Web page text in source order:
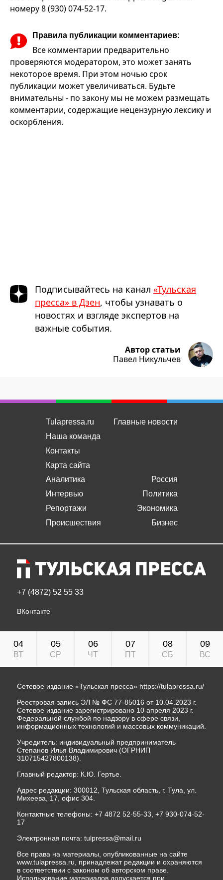
номеру 8 (930) 074-52-17.
Правила публикации комментариев:
Все комментарии предварительно
проверяются модератором, это может занять
некоторое время. При этом ночью срок
публикации может увеличиваться. Будьте
внимательны - по закону мы не можем размещать
комментарии, содержащие нецензурную лексику и
оскорбления.
Подписывайтесь на канал «Тульская
пресса» в Дзен, чтобы узнавать о
новостях и взгляде экспертов на
важные события.
Автор статьи
Павел Никульчев
Tulapressa.ru
Наша команда
Контакты
Карта сайта
Главные новости
Аналитика
Интервью
Репортажи
Происшествия
Россия
Политика
Экономика
Бизнес
+7 (4872) 52 55 33
ВКонтакте
04
ВТ
05
СР
06
ЧТ
07
ПТ
08
СБ
09
ВС
Сетевое издание «Тульская пресса» https://tulapressa.ru/
Реестровая запись ЭЛ № ФС 77-85016 от 10.04.2023 г.
Сетевое издание зарегистрировано 10 апреля 2023 г.
Федеральной службой по надзору в сфере связи,
информационных технологий и массовых коммуникаций.
Учредитель: индивидуальный предприниматель
Степанов Илья Владимирович (ОГРНИП
310715427800138).
Главный редактор: К.Ю. Гертье.
Адрес редакции: 300012, Тульская область, г. Тула, ул.
Михеева, 17, офис 304.
Контактные телефоны: +7 4872 52-55-33, +7 930-074-52-
17
Электронная почта: tulpressa@mail.ru
Все права на материалы, опубликованные на сайте
www.tulapressa.ru, принадлежат редакции и охраняются
в соответствии с законом об авторском праве.
Использование материалов допускается при